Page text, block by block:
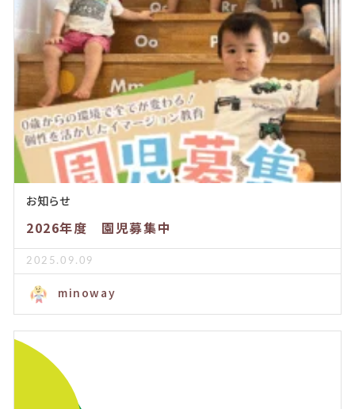
お知らせ
2026年度 園児募集中
2025.09.09
minoway